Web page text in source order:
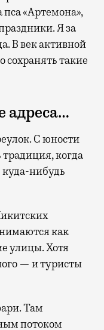
пса «Артемона»,
Я за
В век активной
такие
адреса…
С юности
традиция, когда
нибудь
как
улицы. Хотя
— и туристы
Там
потоком